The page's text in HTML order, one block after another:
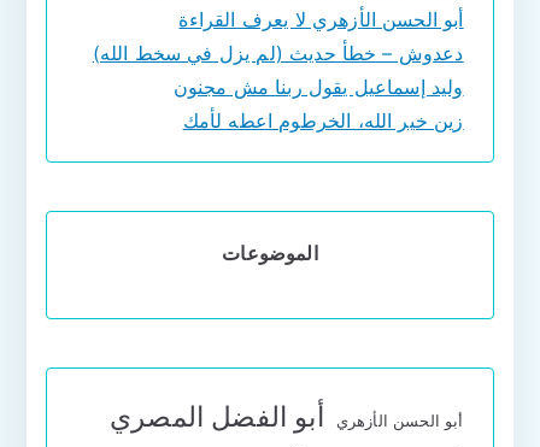
أبو الحسن الأزهري لا يعرف القراءة
دعدوش – خطأ حديث (لم يزل في سخط الله)
وليد إسماعيل يقول ربنا مش مجنون
زين خير الله، الخرطوم اعطه لأمك
الموضوعات
أبو الحسن الأزهري أبو الفضل المصري